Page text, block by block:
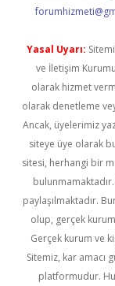
Yasal Uyarı:
ve İletişim
olarak hizmet
olarak denetleme
Ancak, üyelerimiz
siteye üye olarak
sitesi, herhangi bir
bulunmamaktadır.
paylaşılmaktadır.
olup, gerçek
Gerçek kurum ve
Sitemiz, kar amacı
platformudur.